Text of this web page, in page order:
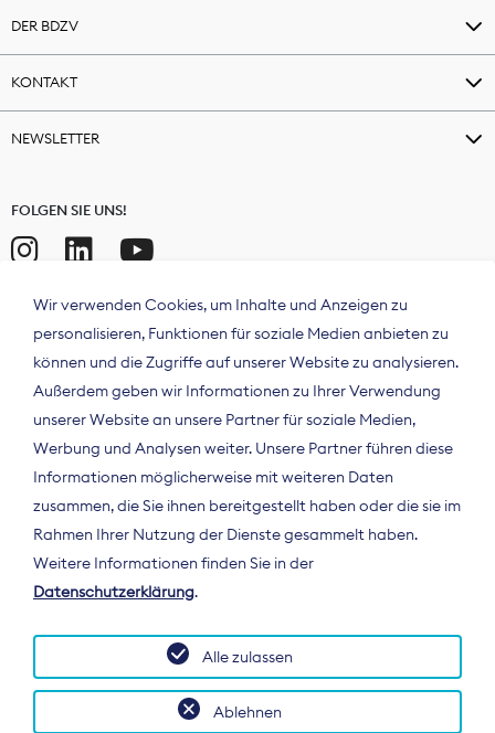
DER BDZV
KONTAKT
NEWSLETTER
FOLGEN SIE UNS!
Der Bundesverband Digitalpublisher und
Zeitungsverleger (BDZV) vertritt als
Spitzenorganisation die Interessen der
Deutschland und auf EU-Ebene.
Wir verwenden Cookies, um Inhalte und Anzeigen zu
personalisieren, Funktionen für soziale Medien anbieten zu
können und die Zugriffe auf unserer Website zu analysieren.
Außerdem geben wir Informationen zu Ihrer Verwendung
unserer Website an unsere Partner für soziale Medien,
Werbung und Analysen weiter. Unsere Partner führen diese
Informationen möglicherweise mit weiteren Daten
zusammen, die Sie ihnen bereitgestellt haben oder die sie im
Rahmen Ihrer Nutzung der Dienste gesammelt haben.
Weitere Informationen finden Sie in der
Datenschutzerklärung.
Ablehnen
Alle zulassen